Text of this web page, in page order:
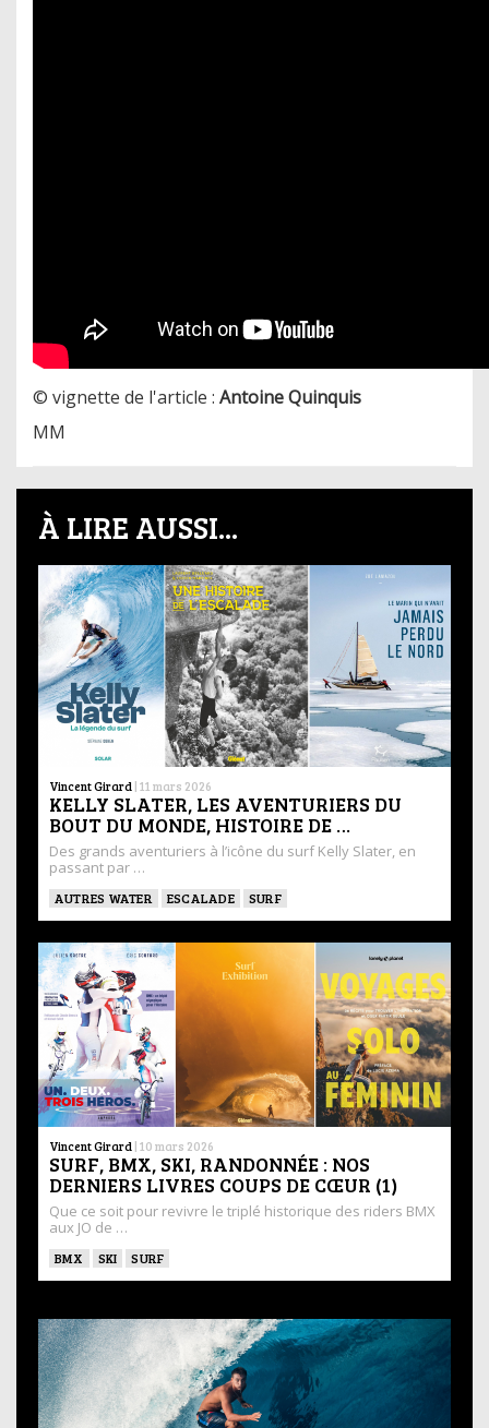
© vignette de l'article : Antoine Quinquis
MM
À LIRE AUSSI...
Vincent Girard | 11 mars 2026
KELLY SLATER, LES AVENTURIERS DU
BOUT DU MONDE, HISTOIRE DE …
Des grands aventuriers à l’icône du surf Kelly Slater, en
passant par …
AUTRES WATER ESCALADE SURF
Vincent Girard | 10 mars 2026
SURF, BMX, SKI, RANDONNÉE : NOS
DERNIERS LIVRES COUPS DE CŒUR (1)
Que ce soit pour revivre le triplé historique des riders BMX
aux JO de …
BMX SKI SURF